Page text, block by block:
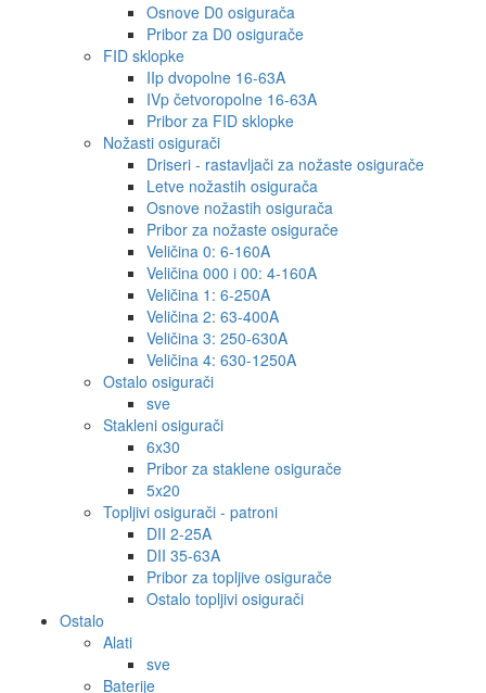
Osnove D0 osigurača
Pribor za D0 osigurače
FID sklopke
IIp dvopolne 16-63A
IVp četvoropolne 16-63A
Pribor za FID sklopke
Nožasti osigurači
Driseri - rastavljači za nožaste osigurače
Letve nožastih osigurača
Osnove nožastih osigurača
Pribor za nožaste osigurače
Veličina 0: 6-160A
Veličina 000 i 00: 4-160A
Veličina 1: 6-250A
Veličina 2: 63-400A
Veličina 3: 250-630A
Veličina 4: 630-1250A
Ostalo osigurači
sve
Stakleni osigurači
6x30
Pribor za staklene osigurače
5x20
Topljivi osigurači - patroni
DII 2-25A
DII 35-63A
Pribor za topljive osigurače
Ostalo topljivi osigurači
Ostalo
Alati
sve
Baterije